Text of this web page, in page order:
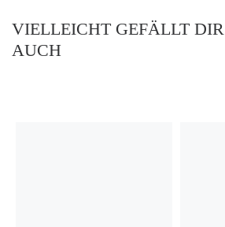
VIELLEICHT GEFÄLLT DIR
AUCH